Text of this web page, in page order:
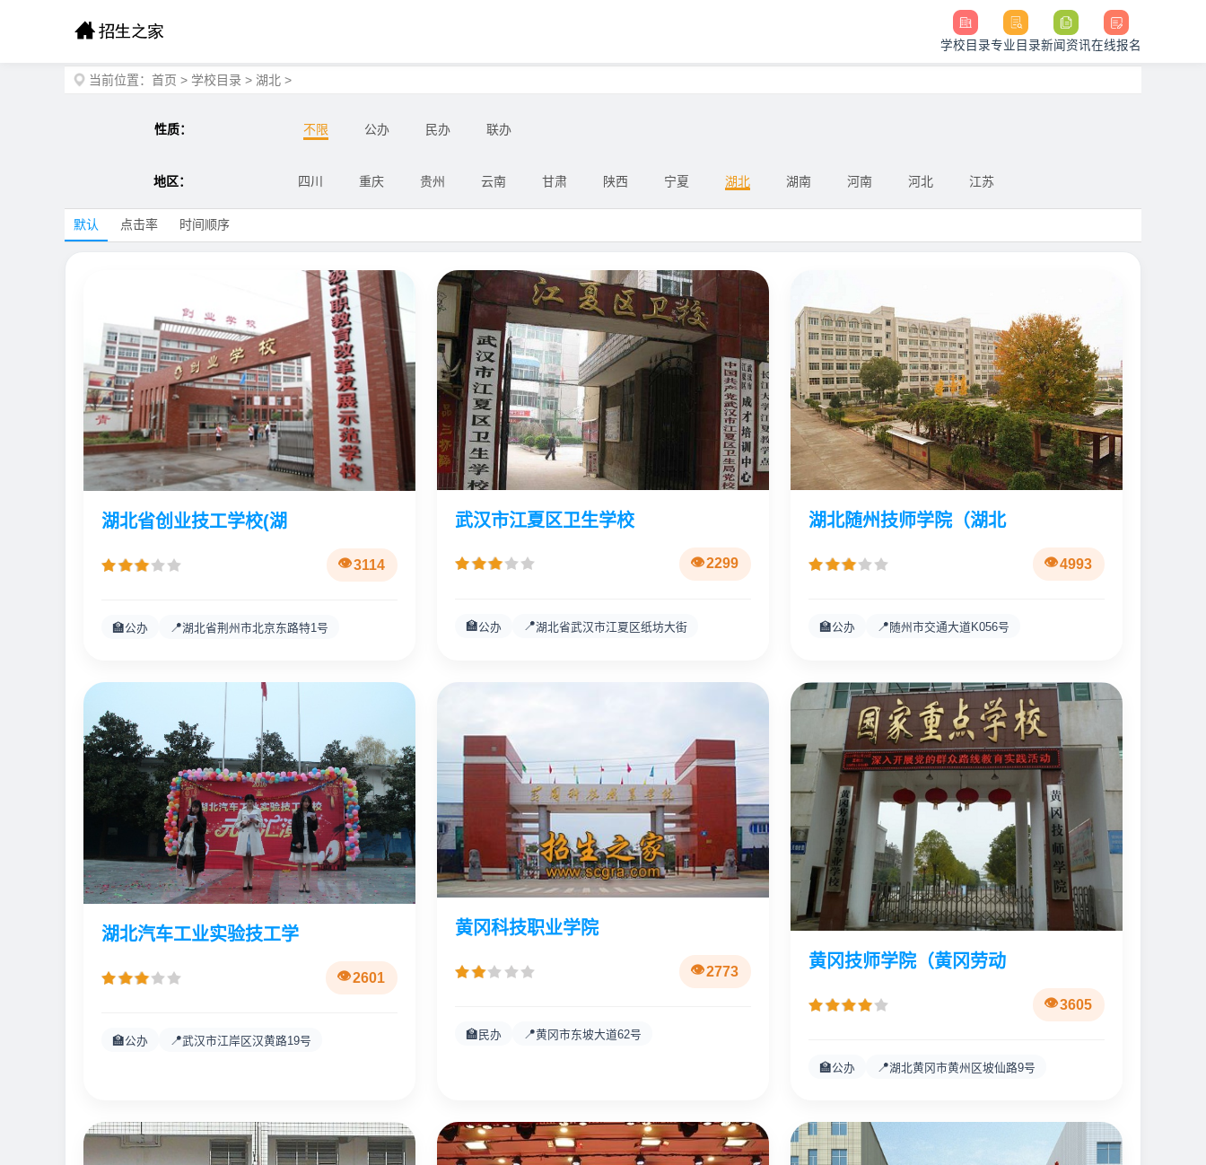
学校目录专业目录新闻资讯在线报名
当前位置： 首页 > 学校目录 > 湖北 >
性质： 不限 公办 民办 联办
地区： 四川 重庆 贵州 云南 甘肃 陕西 宁夏 湖北 湖南 河南 河北 江苏
默认 点击率 时间顺序
湖北省创业技工学校(湖
3114
🏫公办 📍湖北省荆州市北京东路特1号
武汉市江夏区卫生学校
2299
🏫公办 📍湖北省武汉市江夏区纸坊大街
湖北随州技师学院（湖北
4993
🏫公办 📍随州市交通大道K056号
湖北汽车工业实验技工学
2601
🏫公办 📍武汉市江岸区汉黄路19号
黄冈科技职业学院
2773
🏫 民办 📍黄冈市东坡大道62号
黄冈技师学院（黄冈劳动
3605
🏫公办 📍湖北黄冈市黄州区坡仙路9号